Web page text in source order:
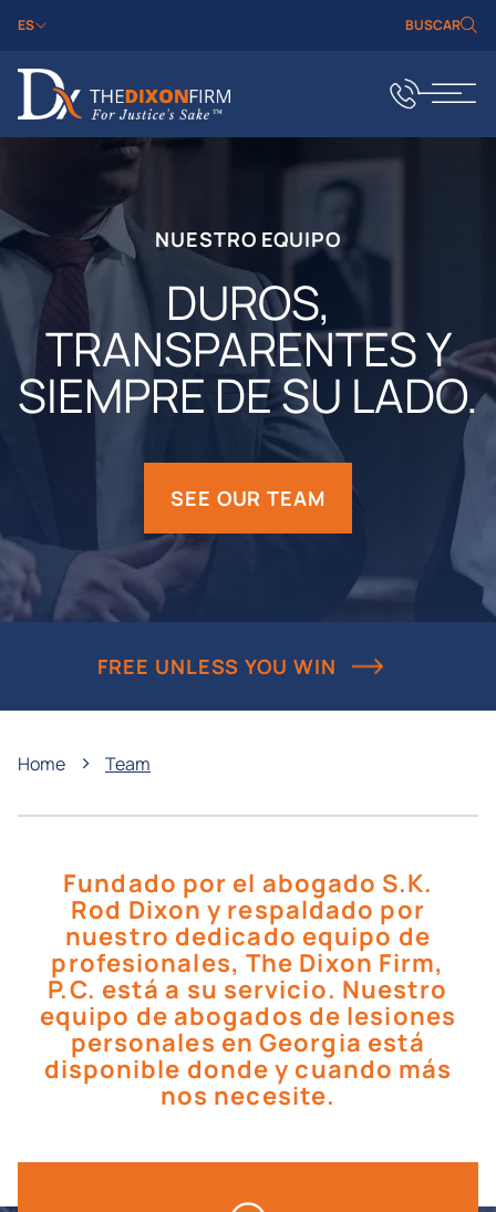
ES BUSCAR
NUESTRO EQUIPO
DUROS,
TRANSPARENTES Y
SIEMPRE DE SU LADO.
SEE OUR TEAM
FREE UNLESS YOU WIN
Home › Team
Fundado por el abogado S.K.
Rod Dixon y respaldado por
nuestro dedicado equipo de
profesionales, The Dixon Firm,
P.C. está a su servicio. Nuestro
equipo de abogados de lesiones
personales en Georgia está
disponible donde y cuando más
nos necesite.